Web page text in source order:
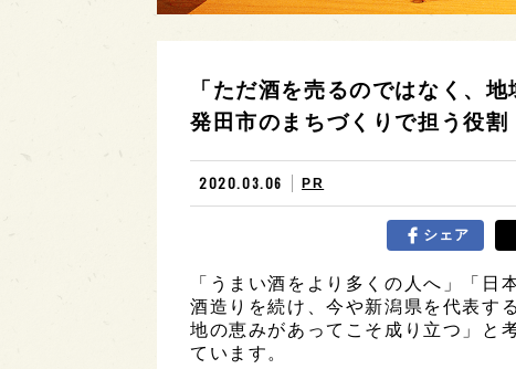
「ただ酒を売るのではなく、
発田市のまちづくりで担う役割
2020.03.06 PR
シェア
「うまい酒をより多くの人へ」「
酒造りを続け、今や新潟県を代表す
地の恵みがあってこそ成り立つ」と
ています。